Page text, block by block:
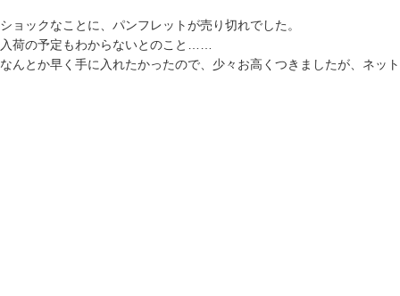
ショックなことに、パンフレットが売り切れでした。
入荷の予定もわからないとのこと……
なんとか早く手に入れたかったので、少々お高くつきましたが、ネ